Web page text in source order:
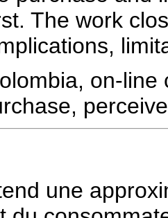
The work
on-line
une